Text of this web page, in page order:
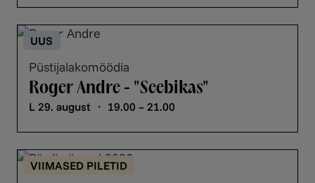
UUS
Püstijalakomöödia
Roger Andre - "Seebikas"
L 29. august ・ 19.00 – 21.00
VIIMASED PILETID